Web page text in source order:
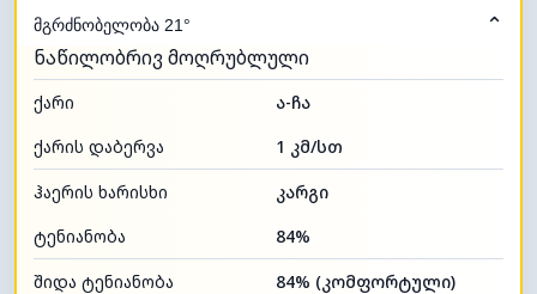
მგრძნობელობა 21° ⌃
ნაწილობრივ მოღრუბლული
ქარი
ა-ჩა
ქარის დაბერვა
1 კმ/სთ
ჰაერის ხარისხი
კარგი
ტენიანობა
84%
შიდა ტენიანობა
84% (კომფორტული)